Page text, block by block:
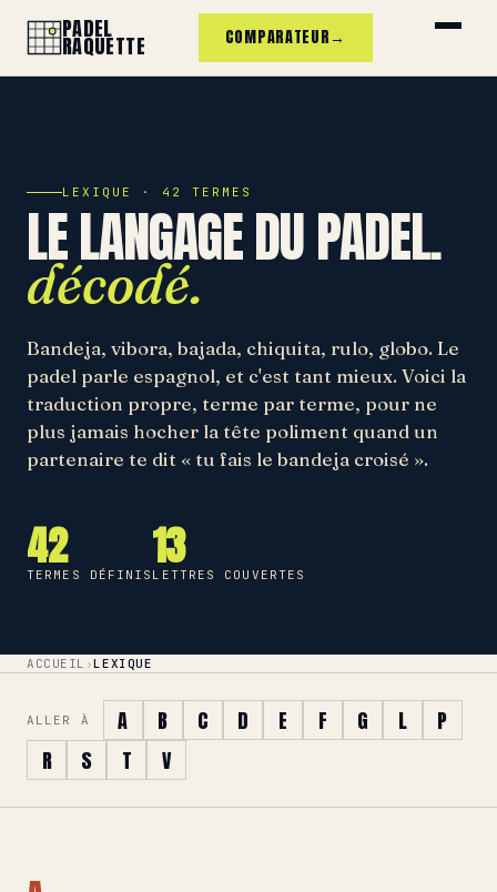
PADEL
RAQUETTE COMPARATEUR→
LEXIQUE · 42 TERMES
LE LANGAGE DU PADEL.
décodé.
Bandeja, vibora, bajada, chiquita, rulo, globo. Le
padel parle espagnol, et c'est tant mieux. Voici la
traduction propre, terme par terme, pour ne
plus jamais hocher la tête poliment quand un
partenaire te dit « tu fais le bandeja croisé ».
42
TERMES DÉFINIS 13
LETTRES COUVERTES
ACCUEIL ›LEXIQUE
ALLER À A B C D E F G L
P
R
S T V